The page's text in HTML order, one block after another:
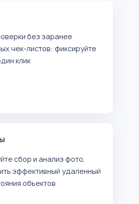
без заранее
чек-листов: фиксируйте
клик
сбор и анализ фото,
эффективный удаленный
объектов